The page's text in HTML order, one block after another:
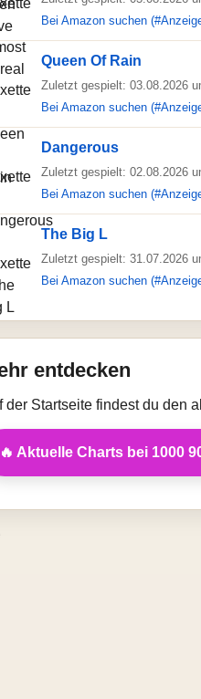
Bei Amazon suchen
Queen Of Rain
Zuletzt gespielt: 03.08.2026
Bei Amazon suchen
Dangerous
Zuletzt gespielt: 02.08.2026
Bei Amazon suchen
The Big L
Zuletzt gespielt: 31.07.2026
Bei Amazon suchen
entdecken
der Startseite findest du den
🔥 Aktuelle Charts bei 1000